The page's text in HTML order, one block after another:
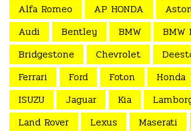
Alfa Romeo AP HONDA
Audi
Bentley BMW
BMW
Bridgestone
Chevrolet
Ferrari
Ford Foton Honda
ISUZU
Jaguar Kia
Land Rover
Lexus Maserati